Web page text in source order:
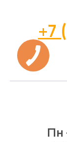
+7
Пн